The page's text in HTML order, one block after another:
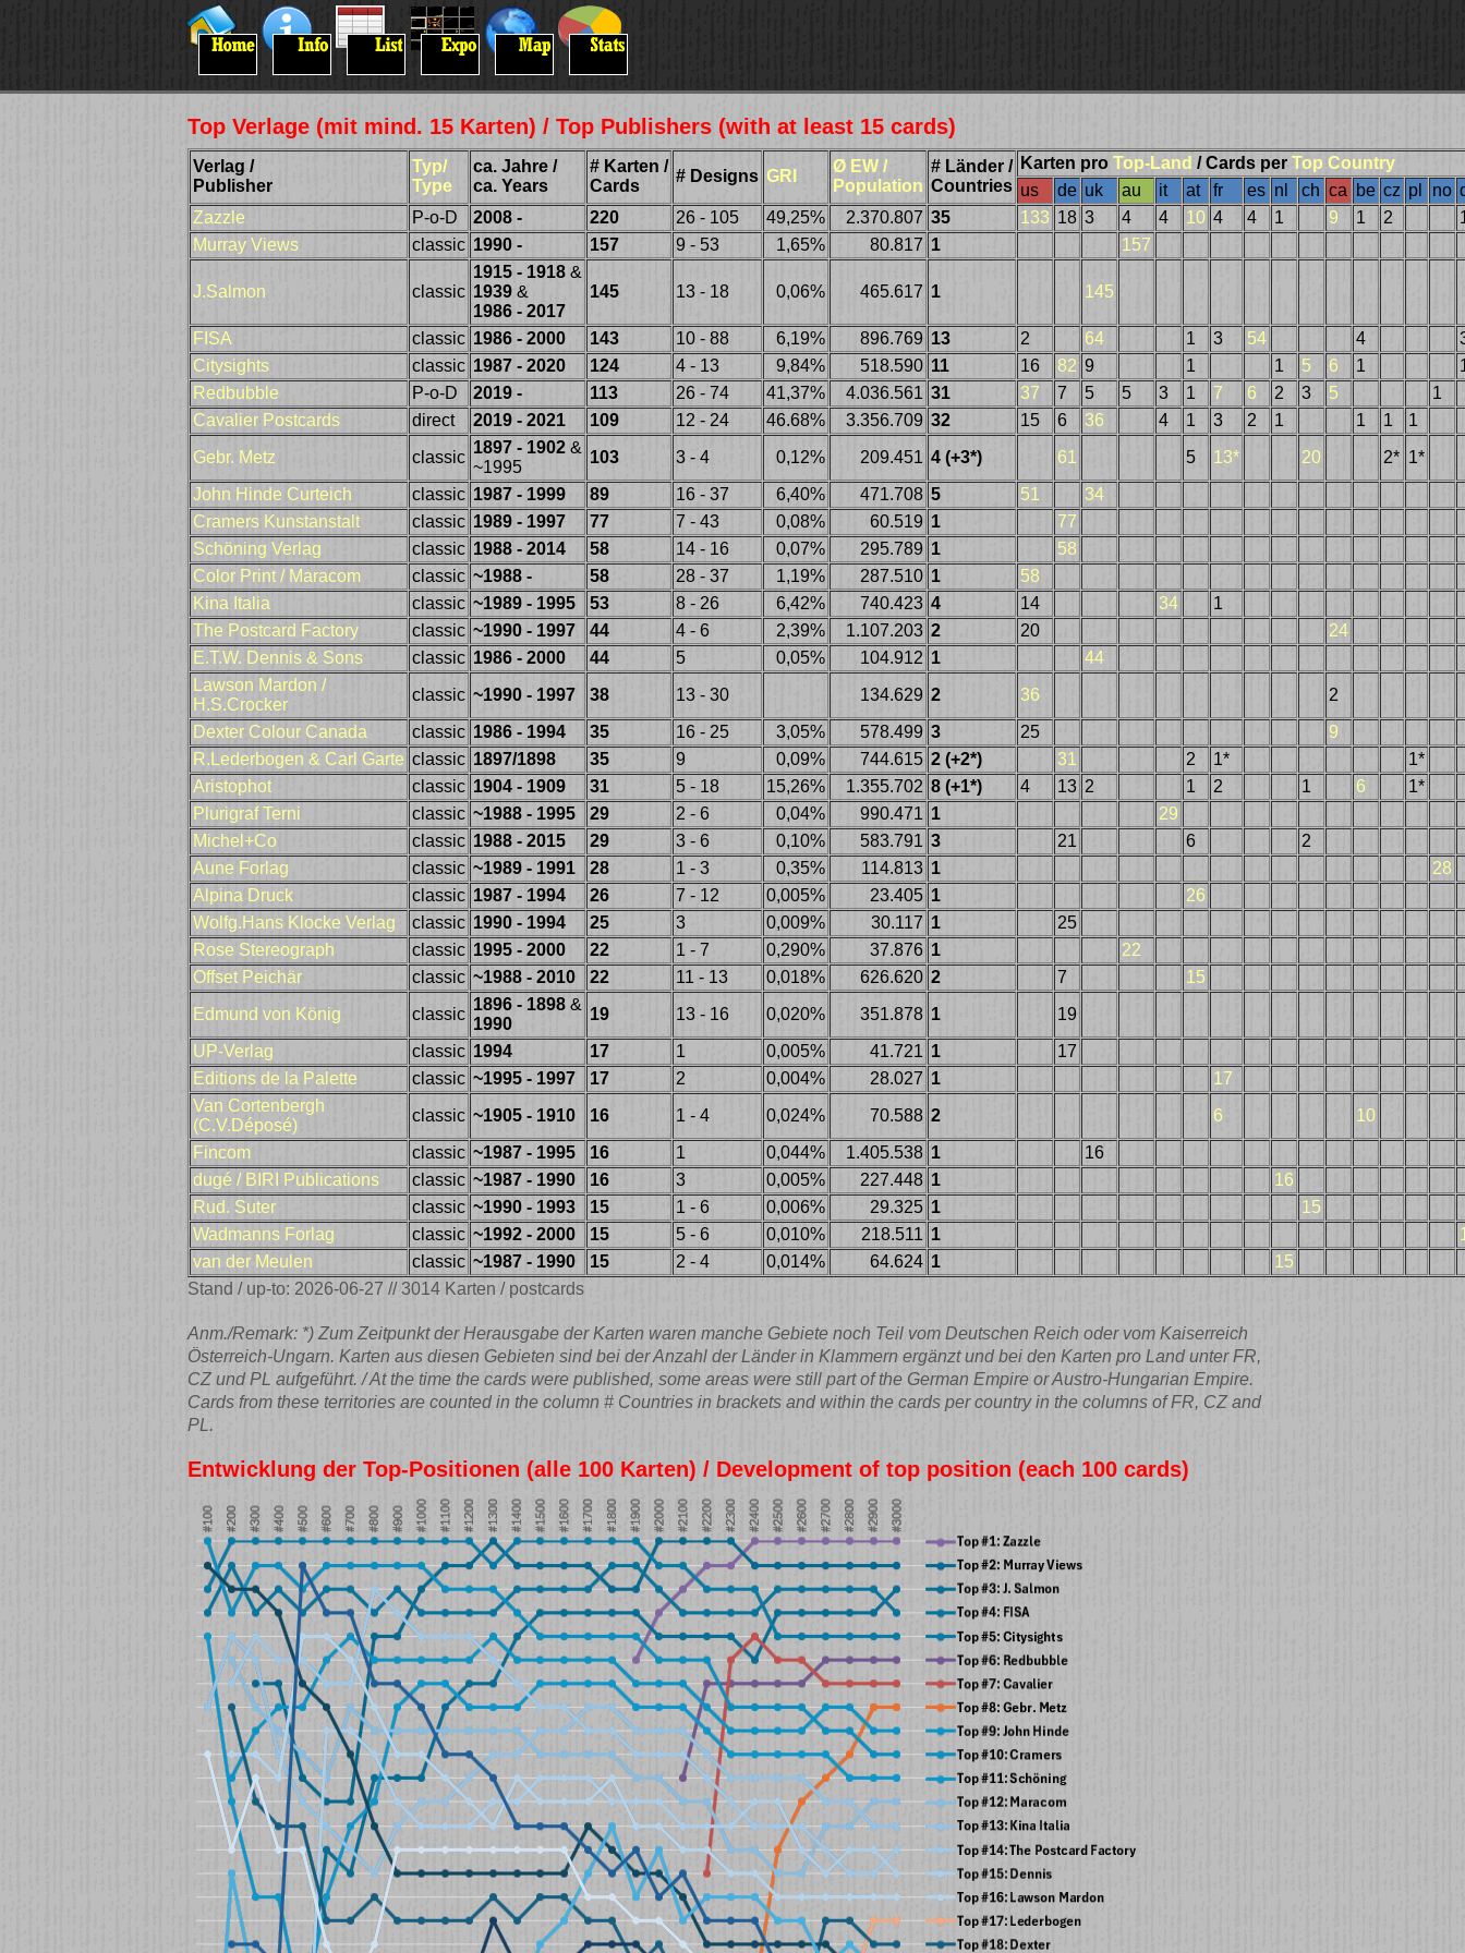
Top Verlage (mit mind. 15 Karten) / Top Publishers (with at least 15 cards)
Verlag /
Publisher
Typ/
Type
ca. Jahre /
ca. Years
# Karten /
Cards
# Designs GRI
Ø EW /
Population
# Länder /
Countries
Karten pro Top-Land / Cards per Top Country
us
de uk au it at fr es nl ch ca be cz pl no
Zazzle
P-o-D 2008 - 220 26 - 105 49,25% 2.370.807 35 133 18 3 4 4 10 4 4 1 9 1 2
Murray Views
classic 1990 - 157 9 - 53 1,65% 80.817 1 157
J.Salmon classic
1915 - 1918 &
1939 &
1986 - 2017
145 13 - 18 0,06% 465.617 1 145
FISA classic 1986 - 2000 143 10 - 88 6,19% 896.769 13 2 64 1 3 54 4
Citysights
classic 1987 - 2020 124 4 - 13 9,84% 518.590 11 16 82 9 1 1 5 6 1
Redbubble
P-o-D 2019 - 113 26 - 74 41,37% 4.036.561 31 37 7 5 5 3 1 7 6 2 3 5
1
Cavalier Postcards
direct 2019 - 2021 109 12 - 24 46.68% 3.356.709 32 15 6 36 4 1 3 2 1 1 1
1
Gebr. Metz
classic
1897 - 1902 &
~1995
103 3 - 4 0,12% 209.451 4 (+3*) 61 5 13* 20 2* 1*
John Hinde Curteich
classic 1987 - 1999 89 16 - 37 6,40% 471.708 5 51
34
Cramers Kunstanstalt
classic 1989 - 1997 77 7 - 43 0,08% 60.519 1
77
Schöning Verlag
classic 1988 - 2014 58 14 - 16 0,07% 295.789 1
58
Color Print / Maracom
classic ~1988 - 58 28 - 37 1,19% 287.510 1
58
Kina Italia
classic ~1989 - 1995 53 8 - 26 6,42% 740.423 4 14 34
1
The Postcard Factory
classic ~1990 - 1997 44 4 - 6 2,39% 1.107.203 2 20
24
E.T.W. Dennis & Sons
classic 1986 - 2000 44 5 0,05% 104.912 1
44
Lawson Mardon /
H.S.Crocker
classic ~1990 - 1997 38 13 - 30 134.629 2 36
2
Dexter Colour Canada
classic 1986 - 1994 35 16 - 25 3,05% 578.499 3 25
9
R.Lederbogen & Carl Garte classic 1897/1898 35 9 0,09% 744.615 2 (+2*) 31 2 1*
1*
Aristophot
classic 1904 - 1909 31 5 - 18 15,26% 1.355.702 8 (+1*) 4 13 2 1 2 1 6
1*
Plurigraf Terni
classic ~1988 - 1995 29 2 - 6 0,04% 990.471 1
29
Michel+Co
classic 1988 - 2015 29 3 - 6 0,10% 583.791 3 21 6
2
Aune Forlag
classic ~1989 - 1991 28 1 - 3 0,35% 114.813 1
28
Alpina Druck
classic 1987 - 1994 26 7 - 12 0,005% 23.405 1
26
Wolfg.Hans Klocke Verlag
classic 1990 - 1994 25 3 0,009% 30.117 1
25
Rose Stereograph
classic 1995 - 2000 22 1 - 7 0,290% 37.876 1
22
Offset Peichär
classic ~1988 - 2010 22 11 - 13 0,018% 626.620 2 7
15
Edmund von König
classic
1896 - 1898 &
1990
19 13 - 16 0,020% 351.878 1
19
UP-Verlag
classic 1994 17 1 0,005% 41.721 1
17
Editions de la Palette
classic ~1995 - 1997 17 2 0,004% 28.027 1
17
Van Cortenbergh
(C.V.Déposé)
classic ~1905 - 1910 16 1 - 4 0,024% 70.588 2 6
10
Fincom
classic ~1987 - 1995 16 1 0,044% 1.405.538 1
16
dugé / BIRI Publications
classic ~1987 - 1990 16 3 0,005% 227.448 1
16
Rud. Suter
classic ~1990 - 1993 15 1 - 6 0,006% 29.325 1
15
Wadmanns Forlag
classic ~1992 - 2000 15 5 - 6 0,010% 218.511 1
van der Meulen
classic ~1987 - 1990 15 2 - 4 0,014% 64.624 1
15
Stand / up-to: 2026-06-27 // 3014 Karten / postcards
Anm./Remark: *) Zum Zeitpunkt der Herausgabe der Karten waren manche Gebiete noch Teil vom Deutschen Reich oder vom Kaiserreich
Österreich-Ungarn. Karten aus diesen Gebieten sind bei der Anzahl der Länder in Klammern ergänzt und bei den Karten pro Land unter FR,
CZ und PL aufgeführt. / At the time the cards were published, some areas were still part of the German Empire or Austro-Hungarian Empire.
Cards from these territories are counted in the column # Countries in brackets and within the cards per country in the columns of FR, CZ and
PL.
Entwicklung der Top-Positionen (alle 100 Karten) / Development of top position (each 100 cards)